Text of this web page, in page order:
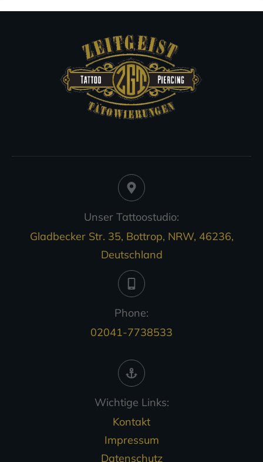
Unser Tattoostudio:
Gladbecker Str. 35, Bottrop, NRW, 46236,
Deutschland
Phone:
02041-7738533
Wichtige Links:
Kontakt
Impressum
Datenschutz